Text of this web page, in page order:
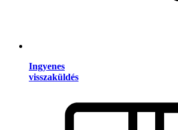
Ingyenes
visszaküldés